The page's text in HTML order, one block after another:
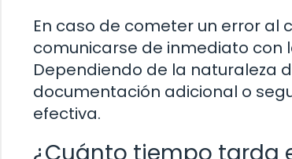
En caso de cometer un error al
comunicarse de inmediato
Dependiendo de la naturaleza
documentación adicional o
efectiva.